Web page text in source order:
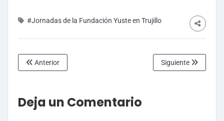
#Jornadas de la Fundación Yuste en Trujillo
Anterior Siguiente
Deja un Comentario